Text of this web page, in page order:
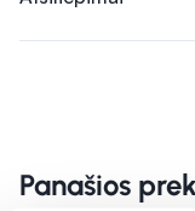
Panašios